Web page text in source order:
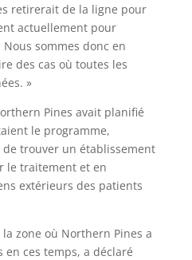
retirerait de la ligne pour
actuellement pour
sommes donc en
des cas où toutes les
»
Pines avait planifié
le programme,
trouver un établissement
le traitement et en
extérieurs des patients
zone où Northern Pines a
ces temps, a déclaré